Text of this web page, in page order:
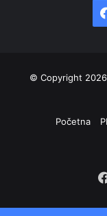
© Copyright
Početna